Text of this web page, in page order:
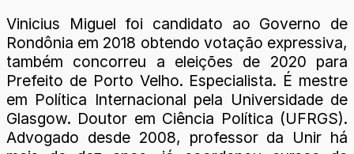
Vinicius Miguel foi candidato ao Governo de
Rondônia em 2018 obtendo votação expressiva,
também concorreu a eleições de 2020 para
Prefeito de Porto Velho. Especialista. É mestre
em Política Internacional pela Universidade de
Glasgow. Doutor em Ciência Política (UFRGS).
Advogado desde 2008, professor da Unir há